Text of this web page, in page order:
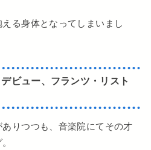
る身体となってしまいまし
ビュー、フランツ・リスト
りつつも、音楽院にてその才